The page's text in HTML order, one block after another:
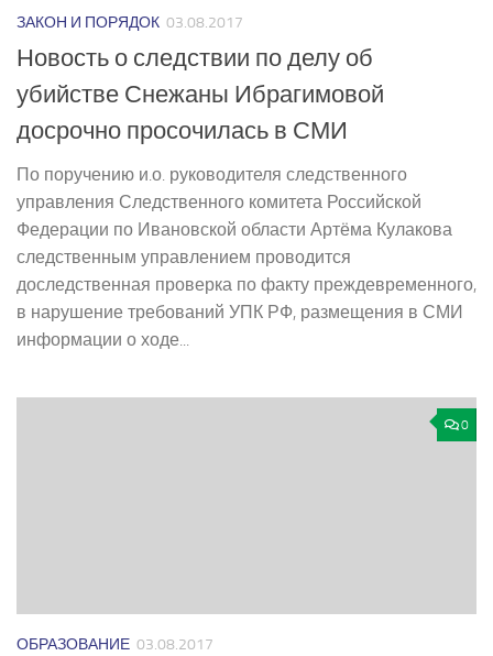
ЗАКОН И ПОРЯДОК 03.08.2017
Новость о следствии по делу об
убийстве Снежаны Ибрагимовой
досрочно просочилась в СМИ
По поручению и.о. руководителя следственного
управления Следственного комитета Российской
Федерации по Ивановской области Артёма Кулакова
следственным управлением проводится
доследственная проверка по факту преждевременного,
в нарушение требований УПК РФ, размещения в СМИ
информации о ходе...
0
ОБРАЗОВАНИЕ 03.08.2017